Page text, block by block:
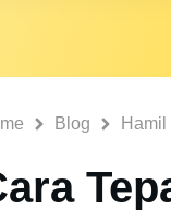
Blog Hamil